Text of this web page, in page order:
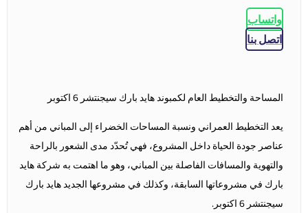
واتساب
اتصل بنا
المساحة والتخطيط العام لكمبوند هايد بارك سيجنتشر 6 اكتوبر
يعد التخطيط العمراني ونسبة المساحات الخضراء إلى المباني من أهم
عناصر جودة الحياة داخل المشروع، فهي تُحدّد مدى الشعور بالراحة
والتهوية والمسافات الفاصلة بين المباني، وهو ما اهتمت به شركة هايد
بارك في مشروعاتها السابقة، وكذلك في مشروعها الجديد هايد بارك
سيجنتشر 6 اكتوبر.